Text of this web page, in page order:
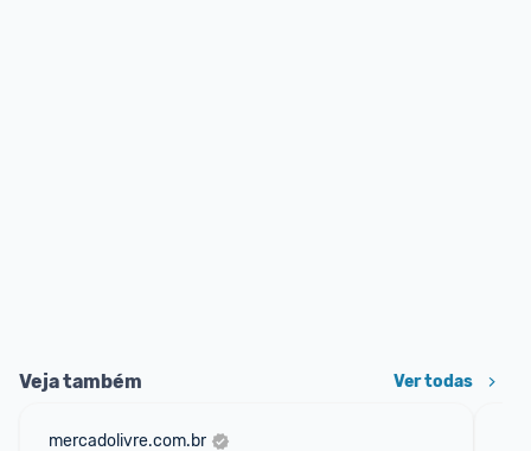
Veja também Ver todas
mercadolivre.com.br